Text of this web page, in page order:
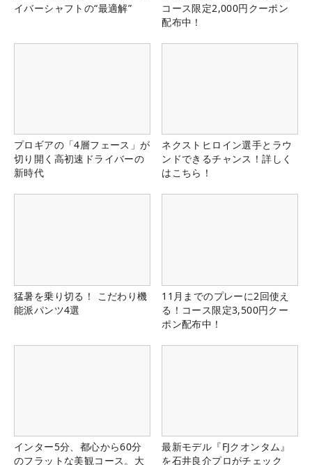
イバーシャフトの“最適解”
コース限定2,000円クーポン
配布中！
プロギアの「4層フェース」が
切り開く高初速ドライバーの
新時代
ネクストヒロイン選手とラウ
ンドできるチャンス！詳しく
はこちら！
猛暑を乗り切る！ こだわり機
能派パンツ4選
11月までのプレーに2回使え
る！コース限定3,500円クー
ポン配布中！
インター5分、都心から60分
のフラットな美観コース。大
最新モデル『FJクオンタム』
を石井良介プロがチェック